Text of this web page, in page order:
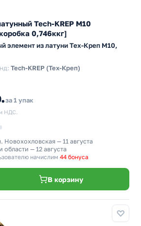
Tech-KREP М10
0,746ккг]
элемент из латуни Тех-Креп M10,
Tech-KREP (Тех-Креп)
за 1 упак
НДС.
Новохохловская — 11 августа
области — 12 августа
начислим 44 бонуса
В корзину